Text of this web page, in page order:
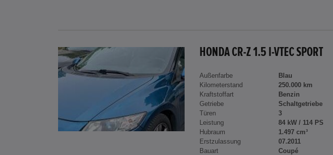
HONDA CR-Z 1.5 I-VTEC SPORT
Außenfarbe
Blau
Kilometerstand
250.000 km
Kraftstoffart
Benzin
Getriebe
Schaltgetriebe
Türen
3
Leistung
84 kW / 114 PS
Hubraum
1.497 cm³
Erstzulassung
07.2011
Bauart
Coupé